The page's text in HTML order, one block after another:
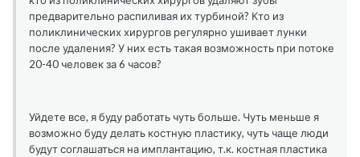
предварительно распиливая их турбиной? Кто из
поликлинических хирургов регулярно ушивает лунки
после удаления? У них есть такая возможность при потоке
20-40 человек за 6 часов?
Уйдете все, я буду работать чуть больше. Чуть меньше я
возможно буду делать костную пластику, чуть чаще люди
будут соглашаться на имплантацию, т.к. костная пластика